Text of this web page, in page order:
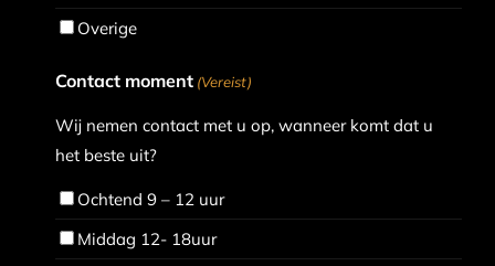
Overige
Contact moment (Vereist)
Wij nemen contact met u op, wanneer komt dat u
het beste uit?
Ochtend 9 – 12 uur
Middag 12- 18uur